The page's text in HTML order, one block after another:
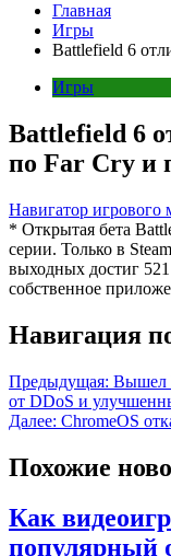
Главная
Игры
Battlefield 6
Игры
Battlefield 6
по Far Cry и
Навигатор игрового
* Открытая бета
серии. Только в
выходных достиг
собственное
Навигация
Предыдущая: Вышел
от DDoS и
Далее: ChromeOS
Похожие
Как
популярный